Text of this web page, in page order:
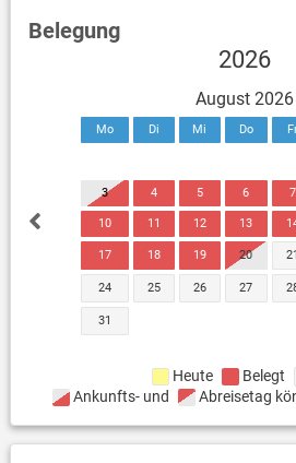
Belegung
2026
August 2026
Mo Di Mi Do
3 4 5 6 7
10 11 12 13
17 18 19 20 21
24 25 26 27
31
Heute Belegt
Ankunfts- und
Abreisetag